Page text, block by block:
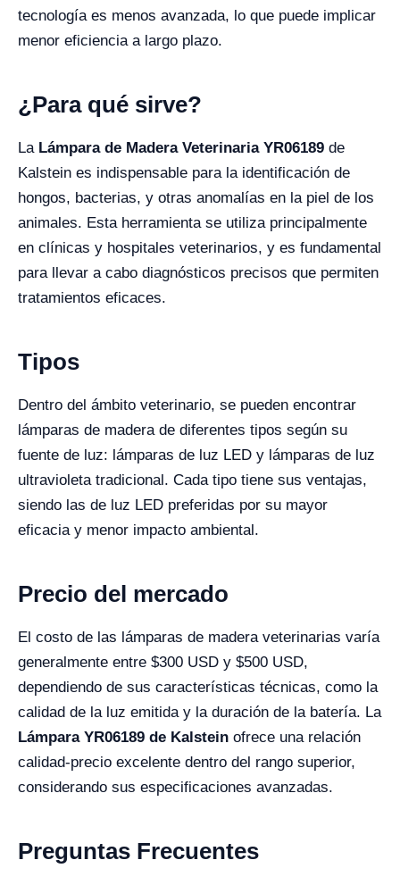
tecnología es menos avanzada, lo que puede implicar
menor eficiencia a largo plazo.
¿Para qué sirve?
La Lámpara de Madera Veterinaria YR06189 de
Kalstein es indispensable para la identificación de
hongos, bacterias, y otras anomalías en la piel de los
animales. Esta herramienta se utiliza principalmente
en clínicas y hospitales veterinarios, y es fundamental
para llevar a cabo diagnósticos precisos que permiten
tratamientos eficaces.
Tipos
Dentro del ámbito veterinario, se pueden encontrar
lámparas de madera de diferentes tipos según su
fuente de luz: lámparas de luz LED y lámparas de luz
ultravioleta tradicional. Cada tipo tiene sus ventajas,
siendo las de luz LED preferidas por su mayor
eficacia y menor impacto ambiental.
Precio del mercado
El costo de las lámparas de madera veterinarias varía
generalmente entre $300 USD y $500 USD,
dependiendo de sus características técnicas, como la
calidad de la luz emitida y la duración de la batería. La
Lámpara YR06189 de Kalstein ofrece una relación
calidad-precio excelente dentro del rango superior,
considerando sus especificaciones avanzadas.
Preguntas Frecuentes